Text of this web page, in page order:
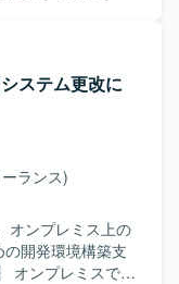
経験を積むこと
用な実績となり
、
ア、運用設計の
た監視運用への切
説明書の作成、
て主体的に業務
客とのコミュニ
ント作成や設計
歓迎いたしま
ロジェクトに参
どの最新のインフ
ステム更改に
ランス)
オンプレミス上の
開発環境構築支